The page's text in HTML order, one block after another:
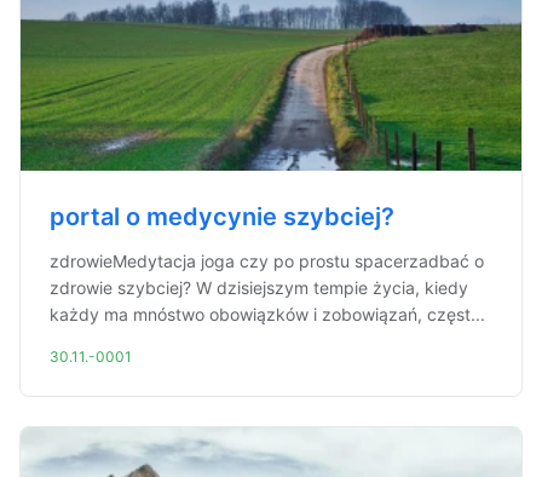
portal o medycynie szybciej?
zdrowieMedytacja joga czy po prostu spacerzadbać o
zdrowie szybciej? W dzisiejszym tempie życia, kiedy
każdy ma mnóstwo obowiązków i zobowiązań, częst...
30.11.-0001